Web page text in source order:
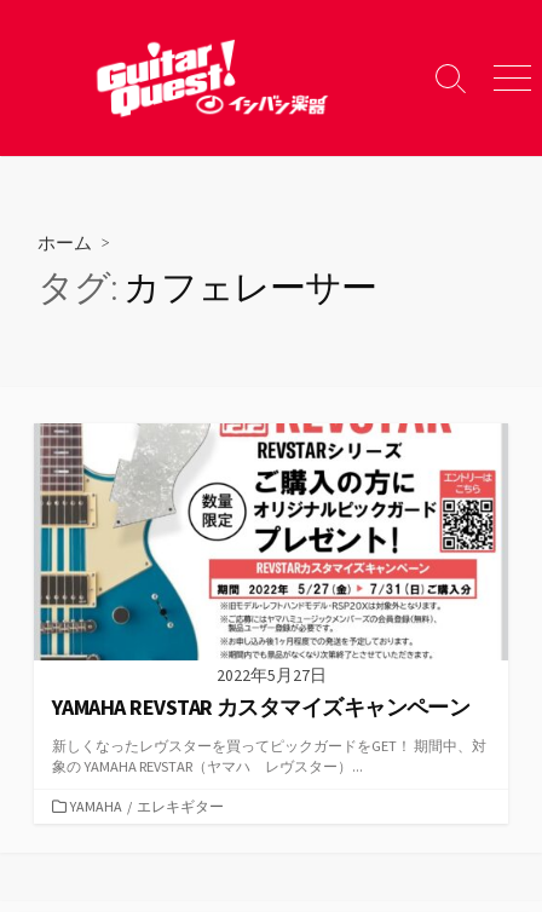
へ
検
り
メ
ー
ホーム >
タグ: カフェレーサー
2022年5月27日
YAMAHA REVSTAR カスタマイズキャンペーン
新しくなったレヴスターを買ってピックガードをGET！ 期間中、対
象の YAMAHA REVSTAR（ヤマハ レヴスター）...
カYAMAHA / エレキギター